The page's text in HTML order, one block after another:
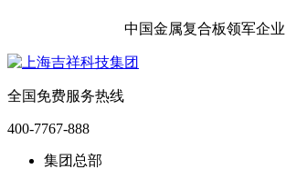
中国金属复合板领军企业
全国免费服务热线
400-7767-888
集团总部